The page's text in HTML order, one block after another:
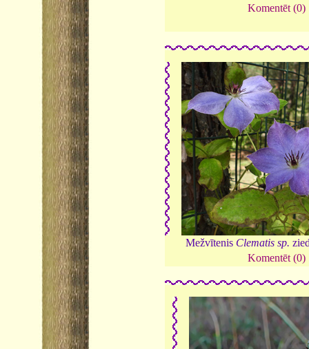
Komentēt (0)
Mežvītenis Clematis sp.
Komentēt (0)